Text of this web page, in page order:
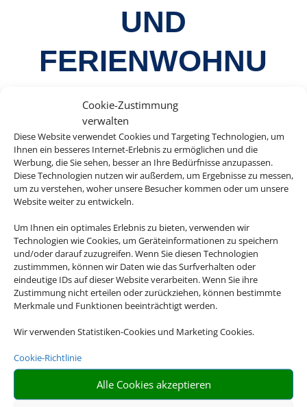
Cookie-Zustimmung
verwalten
Diese Website verwendet Cookies und Targeting Technologien, um
Ihnen ein besseres Internet-Erlebnis zu ermöglichen und die
Werbung, die Sie sehen, besser an Ihre Bedürfnisse anzupassen.
Diese Technologien nutzen wir außerdem, um Ergebnisse zu messen,
um zu verstehen, woher unsere Besucher kommen oder um unsere
Website weiter zu entwickeln.
Um Ihnen ein optimales Erlebnis zu bieten, verwenden wir
Technologien wie Cookies, um Geräteinformationen zu speichern
und/oder darauf zuzugreifen. Wenn Sie diesen Technologien
zustimmmen, können wir Daten wie das Surfverhalten oder
eindeutige IDs auf dieser Website verarbeiten. Wenn Sie ihre
Zustimmung nicht erteilen oder zurückziehen, können bestimmte
Merkmale und Funktionen beeinträchtigt werden.
Wir verwenden Statistiken-Cookies und Marketing Cookies.
Cookie-Richtlinie
Alle Cookies akzeptieren
ND F
ERIENWOHNUN
G
Sie wollen einen entspannten Urlaub mit
Ihren Liebsten genießen, viel Platz und Zeit
einer Ferienwohnung haben Sie mehr
Freiheiten als in einem gewöhnlichen Hotel.
Egal ob es ein Strandurlaub in einer Finca
sein soll oder ob Sie mit Ihrem Hund die
Wälder erkunden wollen: Für nahezu alles
gibt es das passende Angebot.
Urlaub in Ferienhaus oder Ferienwohnung –
wir machen Ihren Traumurlaub möglich.